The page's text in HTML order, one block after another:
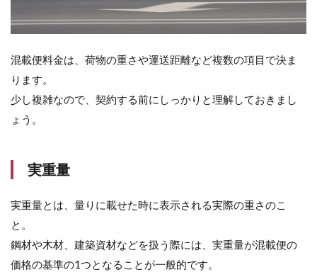
守し
れる
か
サー
10
め
混載便料金は、荷物の重さや運送距離など複数の項目で決ま
ります。
少し複雑なので、契約する前にしっかりと理解しておきまし
ょう。
実重量
実重量とは、量りに載せた時に表示される実際の重さのこ
と。
鋼材や木材、建築資材などを扱う際には、実重量が混載便の
価格の基準の1つとなることが一般的です。